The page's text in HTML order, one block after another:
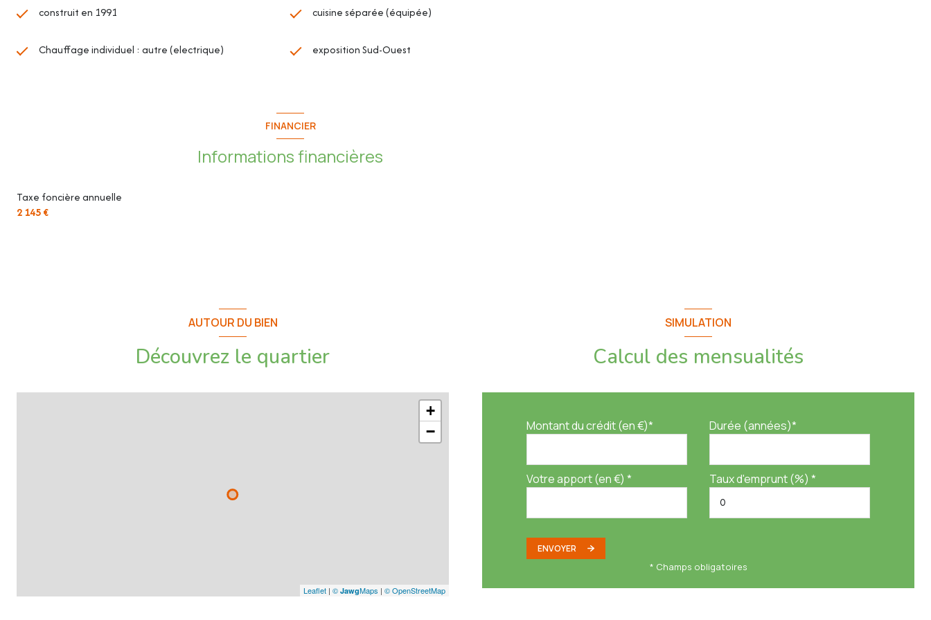
construit en 1991 cuisine séparée (équipée)
Chauffage individuel : autre (electrique) exposition Sud-Ouest
FINANCIER
Informations financières
Taxe foncière annuelle
2 145 €
AUTOUR DU BIEN
Découvrez le quartier
+
−
Leaflet | © JawgMaps | © OpenStreetMap
SIMULATION
Calcul des mensualités
Montant du crédit (en €)* Durée (années)*
Votre apport (en €) * Taux d'emprunt (%) *
ENVOYER
* Champs obligatoires